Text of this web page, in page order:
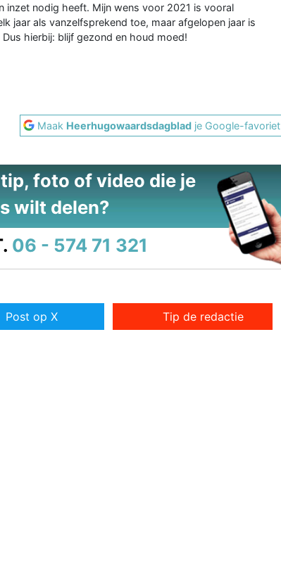
inzet nodig heeft. Mijn wens voor 2021 is vooral
jaar als vanzelfsprekend toe, maar afgelopen jaar is
hierbij: blijf gezond en houd moed!
Maak Heerhugowaardsdagblad je Google-favoriet
foto of video die je
wilt delen?
06 - 574 71 321
Post op X Tip de redactie